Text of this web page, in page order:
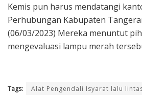
Kemis pun harus mendatangi
Perhubungan Kabupaten
(06/03/2023) Mereka menuntut
mengevaluasi lampu merah
Tags: Alat Pengendali Isyarat lalu